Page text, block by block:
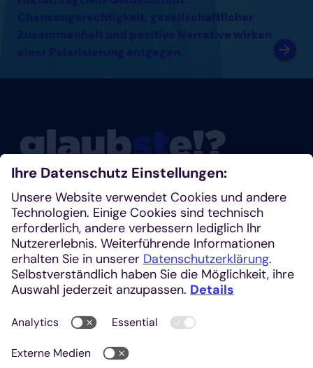
Chancengerechtigkeit, gesellschaftlicher
Zusammenhalt und positive Narrative wirken
einer Polarisierung entgegen.
Glaubste nicht? Dann schau mal rein!
Klosterplatz 7, 52062 Aachen
+49 241 1685-242 (Redaktion)
kirchenzeitung@einhardverlag.de